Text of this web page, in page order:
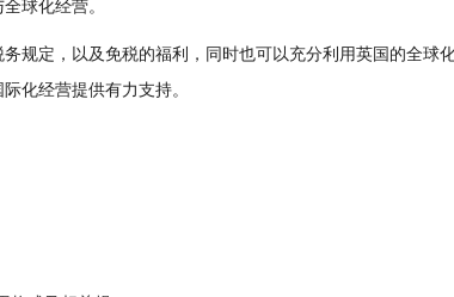
球化经营。
规定，以及免税的福利，同时也可以充分利用英国的全球
化经营提供有力支持。